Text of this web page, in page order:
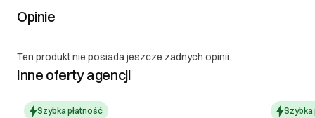
Opinie
Ten produkt nie posiada jeszcze żadnych opinii.
Inne oferty agencji
Szybka płatność Szybka